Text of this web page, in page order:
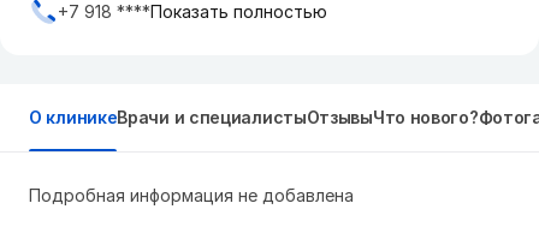
+7 918 ****Показать полностью
О клиникеВрачи и специалистыОтзывыЧто нового?
Подробная информация не добавлена